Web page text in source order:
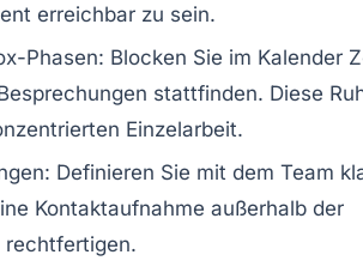
erreichbar zu sein.
Phasen: Blocken Sie im Kalender
stattfinden. Diese
Einzelarbeit.
Definieren Sie mit dem Team
Kontaktaufnahme außerhalb der
rechtfertigen.